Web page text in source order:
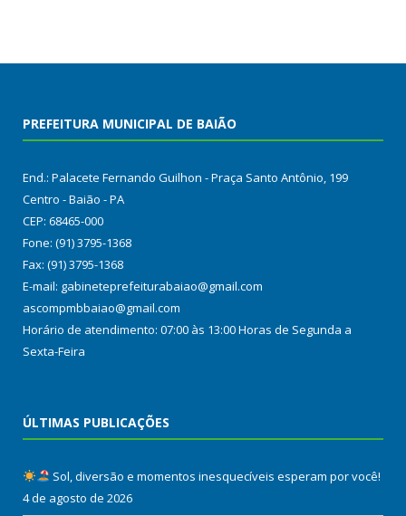
PREFEITURA MUNICIPAL DE BAIÃO
End.: Palacete Fernando Guilhon - Praça Santo Antônio, 199
Centro - Baião - PA
CEP: 68465-000
Fone: (91) 3795-1368
Fax: (91) 3795-1368
E-mail: gabineteprefeiturabaiao@gmail.com
ascompmbbaiao@gmail.com
Horário de atendimento: 07:00 às 13:00 Horas de Segunda a
Sexta-Feira
ÚLTIMAS PUBLICAÇÕES
Sol, diversão e momentos inesquecíveis esperam por você!
4 de agosto de 2026